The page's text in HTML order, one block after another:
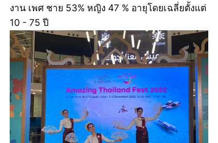
งาน เพศ ชาย 53% หญิง 47 % อายุโดยเฉลี่ยตั้งแต่
10 - 75 ปี